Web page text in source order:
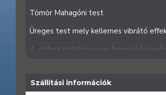
Tömör Mahagóni test
Üreges test mely kellemes vibrátó
A doboz tartalmaz egy hangoló
Szállítási információk